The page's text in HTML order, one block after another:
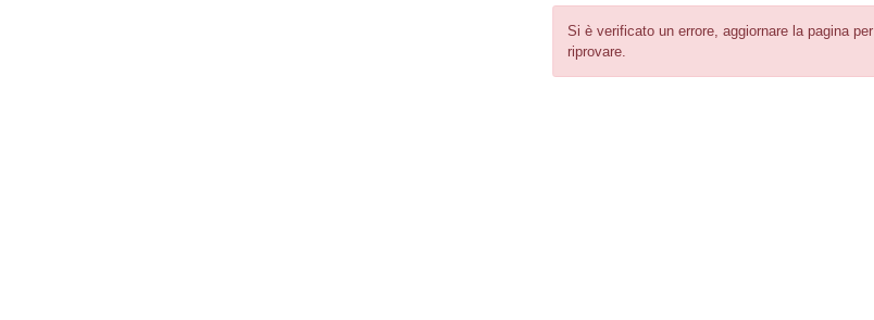
Si è verificato un errore, aggiornare la pagina per
riprovare.